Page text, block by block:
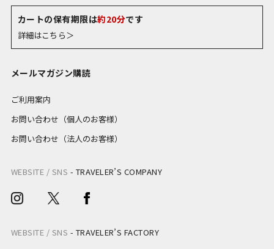
カートの保有期限は約20分です
詳細はこちら＞
メールマガジン購読
ご利用案内
お問い合わせ（個人のお客様）
お問い合わせ（法人のお客様）
WEBSITE / SNS - TRAVELER’S COMPANY
WEBSITE / SNS - TRAVELER’S FACTORY